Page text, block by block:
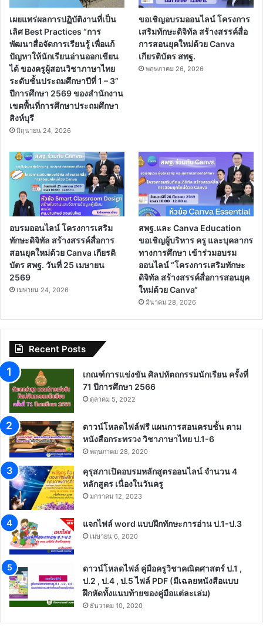
เผยแพร่ผลการปฏิบัติงานที่เป็น
เลิศ Best Practices “การ
พัฒนาสื่อจัดการเรียนรู้ เพื่อแก้
ปัญหาให้นักเรียนอ่านออกเขียน
ได้ ของครูผู้สอนวิชาภาษาไทย
ระดับชั้นประถมศึกษาปีที่ 1 – 3”
ปีการศึกษา 2569 ของสำนักงาน
เขตพื้นที่การศึกษาประถมศึกษา
สิงห์บุรี
มิถุนายน 24, 2026
ขอเชิญอบรมออนไลน์ โครงการ
เสริมทักษะดิจิทัล สร้างสรรค์สื่อ
การสอนยุคใหม่ด้วย Canva
เกียรติบัตร สพฐ.
พฤษภาคม 26, 2026
อบรมออนไลน์ โครงการเสริม
ทักษะดิจิทัล สร้างสรรค์สื่อการ
สอนยุคใหม่ด้วย Canva เกียรติ
บัตร สพฐ. วันที่ 25 เมษายน
2569
เมษายน 24, 2026
สพฐ.และ Canva Education
ขอเชิญผู้บริหาร ครู และบุคลากร
ทางการศึกษา เข้าร่วมอบรม
ออนไลน์ “โครงการเสริมทักษะ
ดิจิทัล สร้างสรรค์สื่อการสอนยุค
ใหม่ด้วย Canva“
มีนาคม 28, 2026
Recent Posts
เกณฑ์การแข่งขัน ศิลปหัตถกรรมนักเรียน ครั้งที่
71 ปีการศึกษา 2566
ตุลาคม 5, 2022
ดาวน์โหลดไฟล์ฟรี แผนการสอนครบชั้น ตาม
หนังสือกระทรวง วิชาภาษาไทย ป.1-6
พฤษภาคม 28, 2020
คุรุสภาเปิดอบรมหลักสูตรออนไลน์ จำนวน 4
หลักสูตร เนื่องในวันครู
มกราคม 12, 2023
แจกไฟล์ word แบบฝึกทักษะการอ่าน ป.1-ป.3
เมษายน 6, 2020
ดาวน์โหลดไฟล์ คู่มือครูวิชาคณิตศาสตร์ ป.1 ,
ป.2 , ป.4 , ป.5 ไฟล์ PDF (มีเฉลยหนังสือแบบ
ฝึกหัดทั้งแนบท้ายของคู่มือแต่ละเล่ม)
ธันวาคม 10, 2020